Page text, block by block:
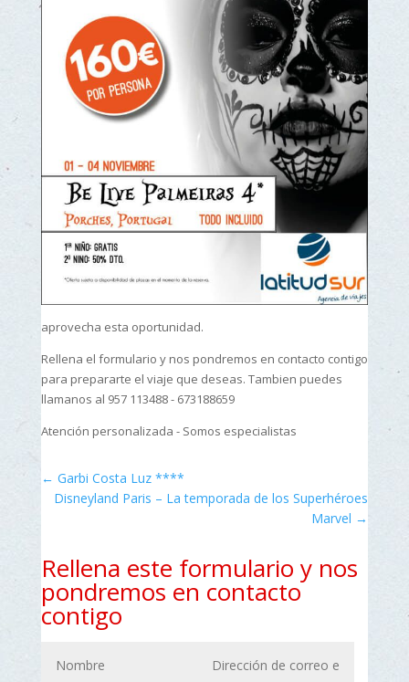
aprovecha esta oportunidad.
Rellena el formulario y nos pondremos en contacto contigo
para prepararte el viaje que deseas. Tambien puedes
llamanos al 957 113488 - 673188659
Atención personalizada - Somos especialistas
← Garbi Costa Luz ****
Disneyland Paris – La temporada de los Superhéroes
Marvel →
Rellena este formulario y nos
pondremos en contacto
contigo